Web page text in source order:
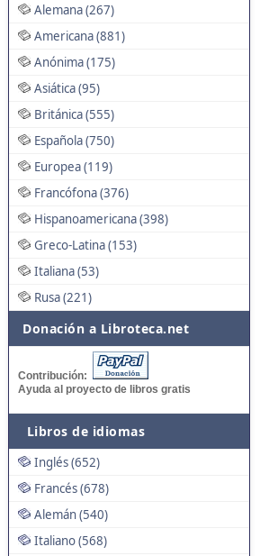
Alemana (267)
Americana (881)
Anónima (175)
Asiática (95)
Británica (555)
Española (750)
Europea (119)
Francófona (376)
Hispanoamericana (398)
Greco-Latina (153)
Italiana (53)
Rusa (221)
Donación a Libroteca.net
Contribución:
Ayuda al proyecto de libros gratis
Libros de idiomas
Inglés (652)
Francés (678)
Alemán (540)
Italiano (568)